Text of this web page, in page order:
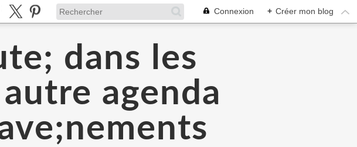
Connexion + Créer mon blog
dans les
agenda